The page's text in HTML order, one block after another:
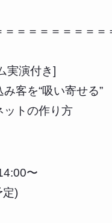
＝＝＝＝＝＝＝＝＝
実演付き]
客を“吸い寄せる”
ットの作り方
〜
定)